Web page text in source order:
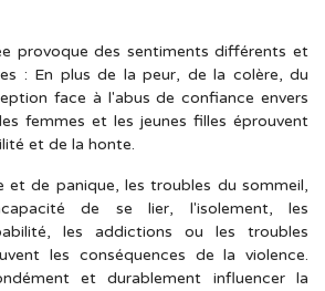
provoque des sentiments différents et
: En plus de la peur, de la colère, du
face à l'abus de confiance envers
femmes et les jeunes filles éprouvent
et de la honte.
et de panique, les troubles du sommeil,
de se lier, l'isolement, les
les addictions ou les troubles
les conséquences de la violence.
et durablement influencer la